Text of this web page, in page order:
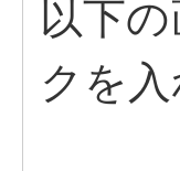
以下
クを